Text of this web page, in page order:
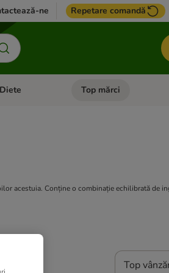
ne Repetare comandă
Pești
meniul cu categorii: CaiDeschideți meniul cu
Top mărci
acestuia. Conține o combinație echilibrată de
Top